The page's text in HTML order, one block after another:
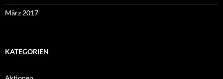
März 2017
KATEGORIEN